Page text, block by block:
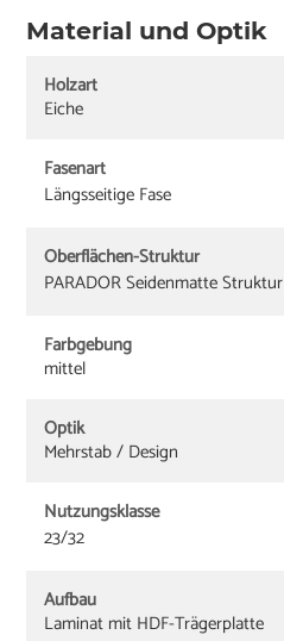
Material und Optik
Holzart
Eiche
Fasenart
Längsseitige Fase
Oberflächen-Struktur
PARADOR Seidenmatte Struktur
Farbgebung
mittel
Optik
Mehrstab / Design
Nutzungsklasse
23/32
Aufbau
Laminat mit HDF-Trägerplatte